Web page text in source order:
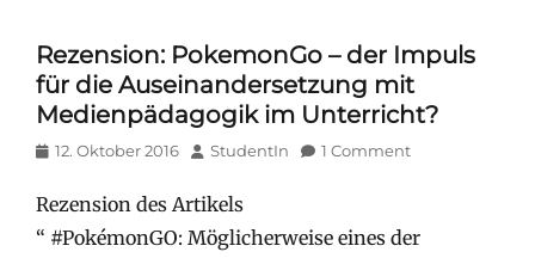
Rezension: PokemonGo – der Impuls
für die Auseinandersetzung mit
Medienpädagogik im Unterricht?
Posted
12. Oktober 2016 Author
StudentIn 1 Comment
Rezension des Artikels
“ #PokémonGO: Möglicherweise eines der